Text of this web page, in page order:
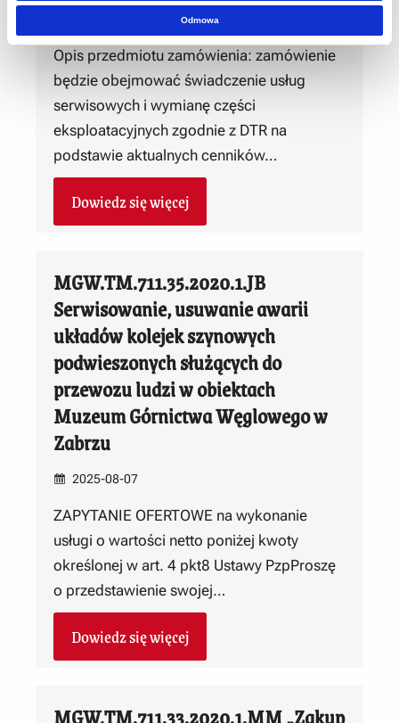
Odmowa
Opis przedmiotu zamówienia: zamówienie
będzie obejmować świadczenie usług
serwisowych i wymianę części
eksploatacyjnych zgodnie z DTR na
podstawie aktualnych cenników…
Dowiedz się więcej
MGW.TM.711.35.2020.1.JB
Serwisowanie, usuwanie awarii
układów kolejek szynowych
podwieszonych służących do
przewozu ludzi w obiektach
Muzeum Górnictwa Węglowego w
Zabrzu
2025-08-07
ZAPYTANIE OFERTOWE na wykonanie
usługi o wartości netto poniżej kwoty
określonej w art. 4 pkt8 Ustawy PzpProszę
o przedstawienie swojej…
Dowiedz się więcej